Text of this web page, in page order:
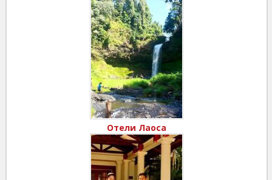
Отели Лаоса